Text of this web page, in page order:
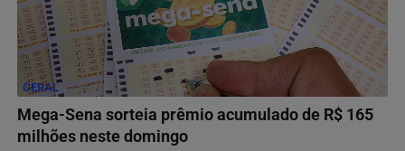
GERAL
Mega-Sena sorteia prêmio acumulado de R$ 165
milhões neste domingo